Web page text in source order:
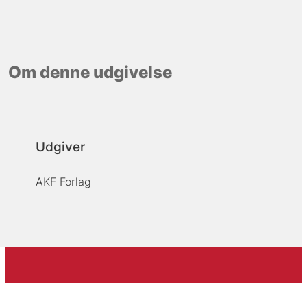
Om denne udgivelse
Udgiver
AKF Forlag